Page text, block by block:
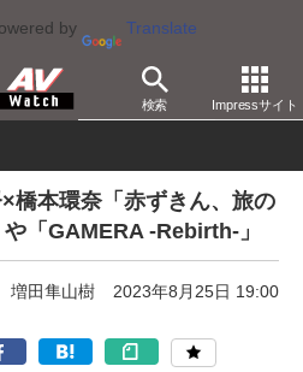
by Translate
検索 Impressサイト
ス 映像配信 Netflix
橋本環奈「赤ずきん、旅の
「GAMERA -Rebirth-」
増田隼山樹 2023年8月25日 19:00